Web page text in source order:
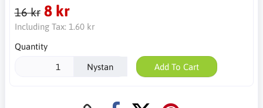
16 kr 8 kr
Including Tax: 1.60 kr
Quantity
Nystan Add To Cart